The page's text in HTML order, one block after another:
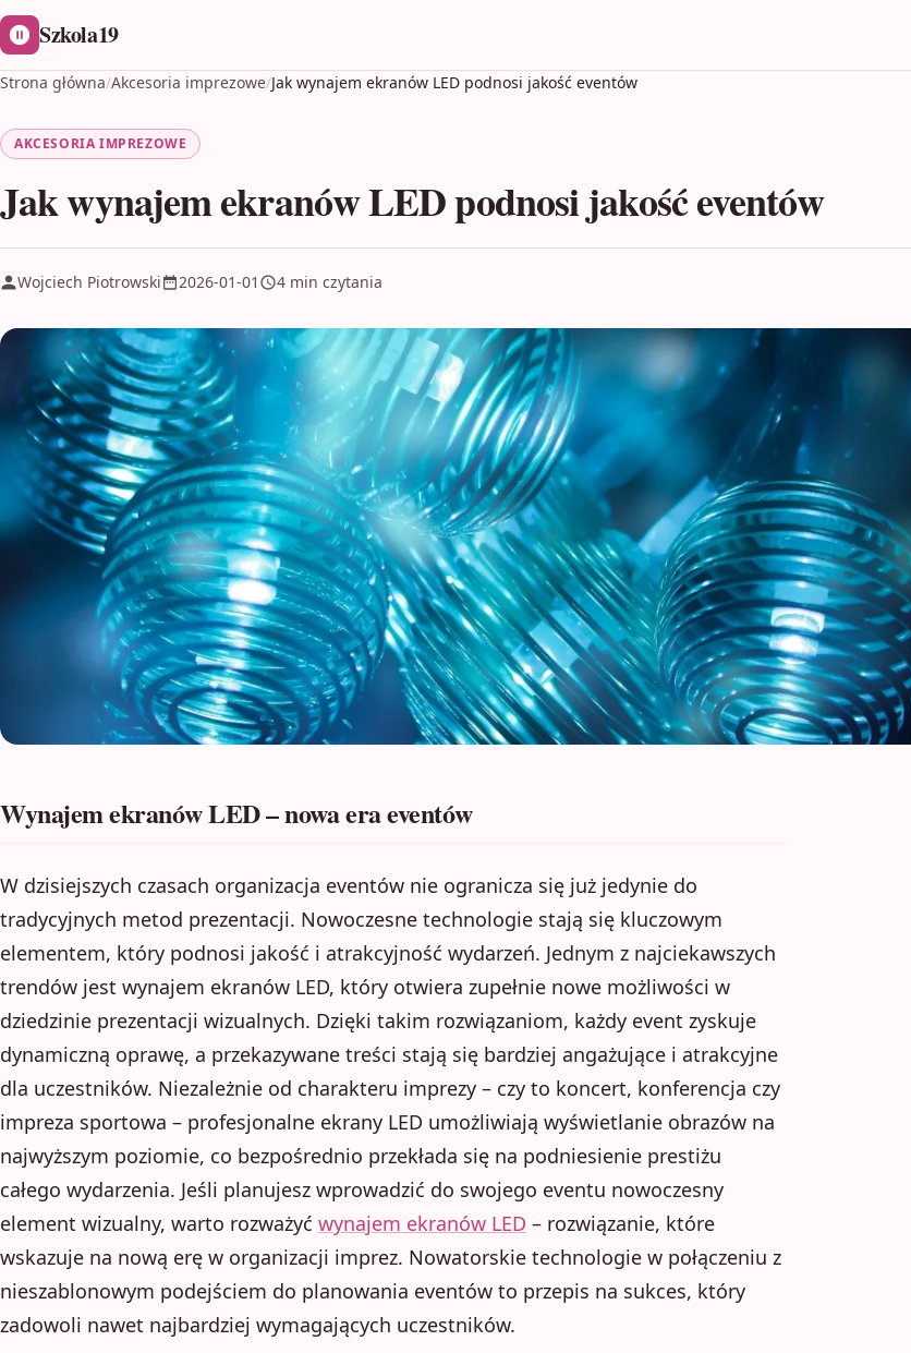
Szkola19
Strona główna/Akcesoria imprezowe/Jak wynajem ekranów LED podnosi jakość eventów
AKCESORIA IMPREZOWE
Jak wynajem ekranów LED podnosi jakość eventów
Wojciech Piotrowski 2026-01-01 4 min czytania
Wynajem ekranów LED – nowa era eventów
W dzisiejszych czasach organizacja eventów nie ogranicza się już jedynie do
tradycyjnych metod prezentacji. Nowoczesne technologie stają się kluczowym
elementem, który podnosi jakość i atrakcyjność wydarzeń. Jednym z najciekawszych
trendów jest wynajem ekranów LED, który otwiera zupełnie nowe możliwości w
dziedzinie prezentacji wizualnych. Dzięki takim rozwiązaniom, każdy event zyskuje
dynamiczną oprawę, a przekazywane treści stają się bardziej angażujące i atrakcyjne
dla uczestników. Niezależnie od charakteru imprezy – czy to koncert, konferencja czy
impreza sportowa – profesjonalne ekrany LED umożliwiają wyświetlanie obrazów na
najwyższym poziomie, co bezpośrednio przekłada się na podniesienie prestiżu
całego wydarzenia. Jeśli planujesz wprowadzić do swojego eventu nowoczesny
element wizualny, warto rozważyć wynajem ekranów LED – rozwiązanie, które
wskazuje na nową erę w organizacji imprez. Nowatorskie technologie w połączeniu z
nieszablonowym podejściem do planowania eventów to przepis na sukces, który
zadowoli nawet najbardziej wymagających uczestników.